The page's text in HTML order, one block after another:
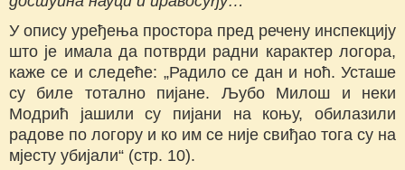
У опису уређења простора пред речену инспекцију
што је имала да потврди радни карактер логора,
каже се и следеће: „Радило се дан и ноћ. Усташе
су биле тотално пијане. Љубо Милош и неки
Модрић јашили су пијани на коњу, обилазили
радове по логору и ко им се није свиђао тога су на
мјесту убијали“ (стр. 10).